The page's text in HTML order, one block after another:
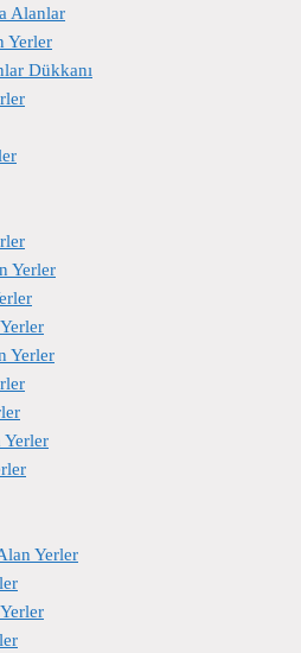
Alanlar
Yerler
Dükkanı
Yerler
Yerler
Yerler